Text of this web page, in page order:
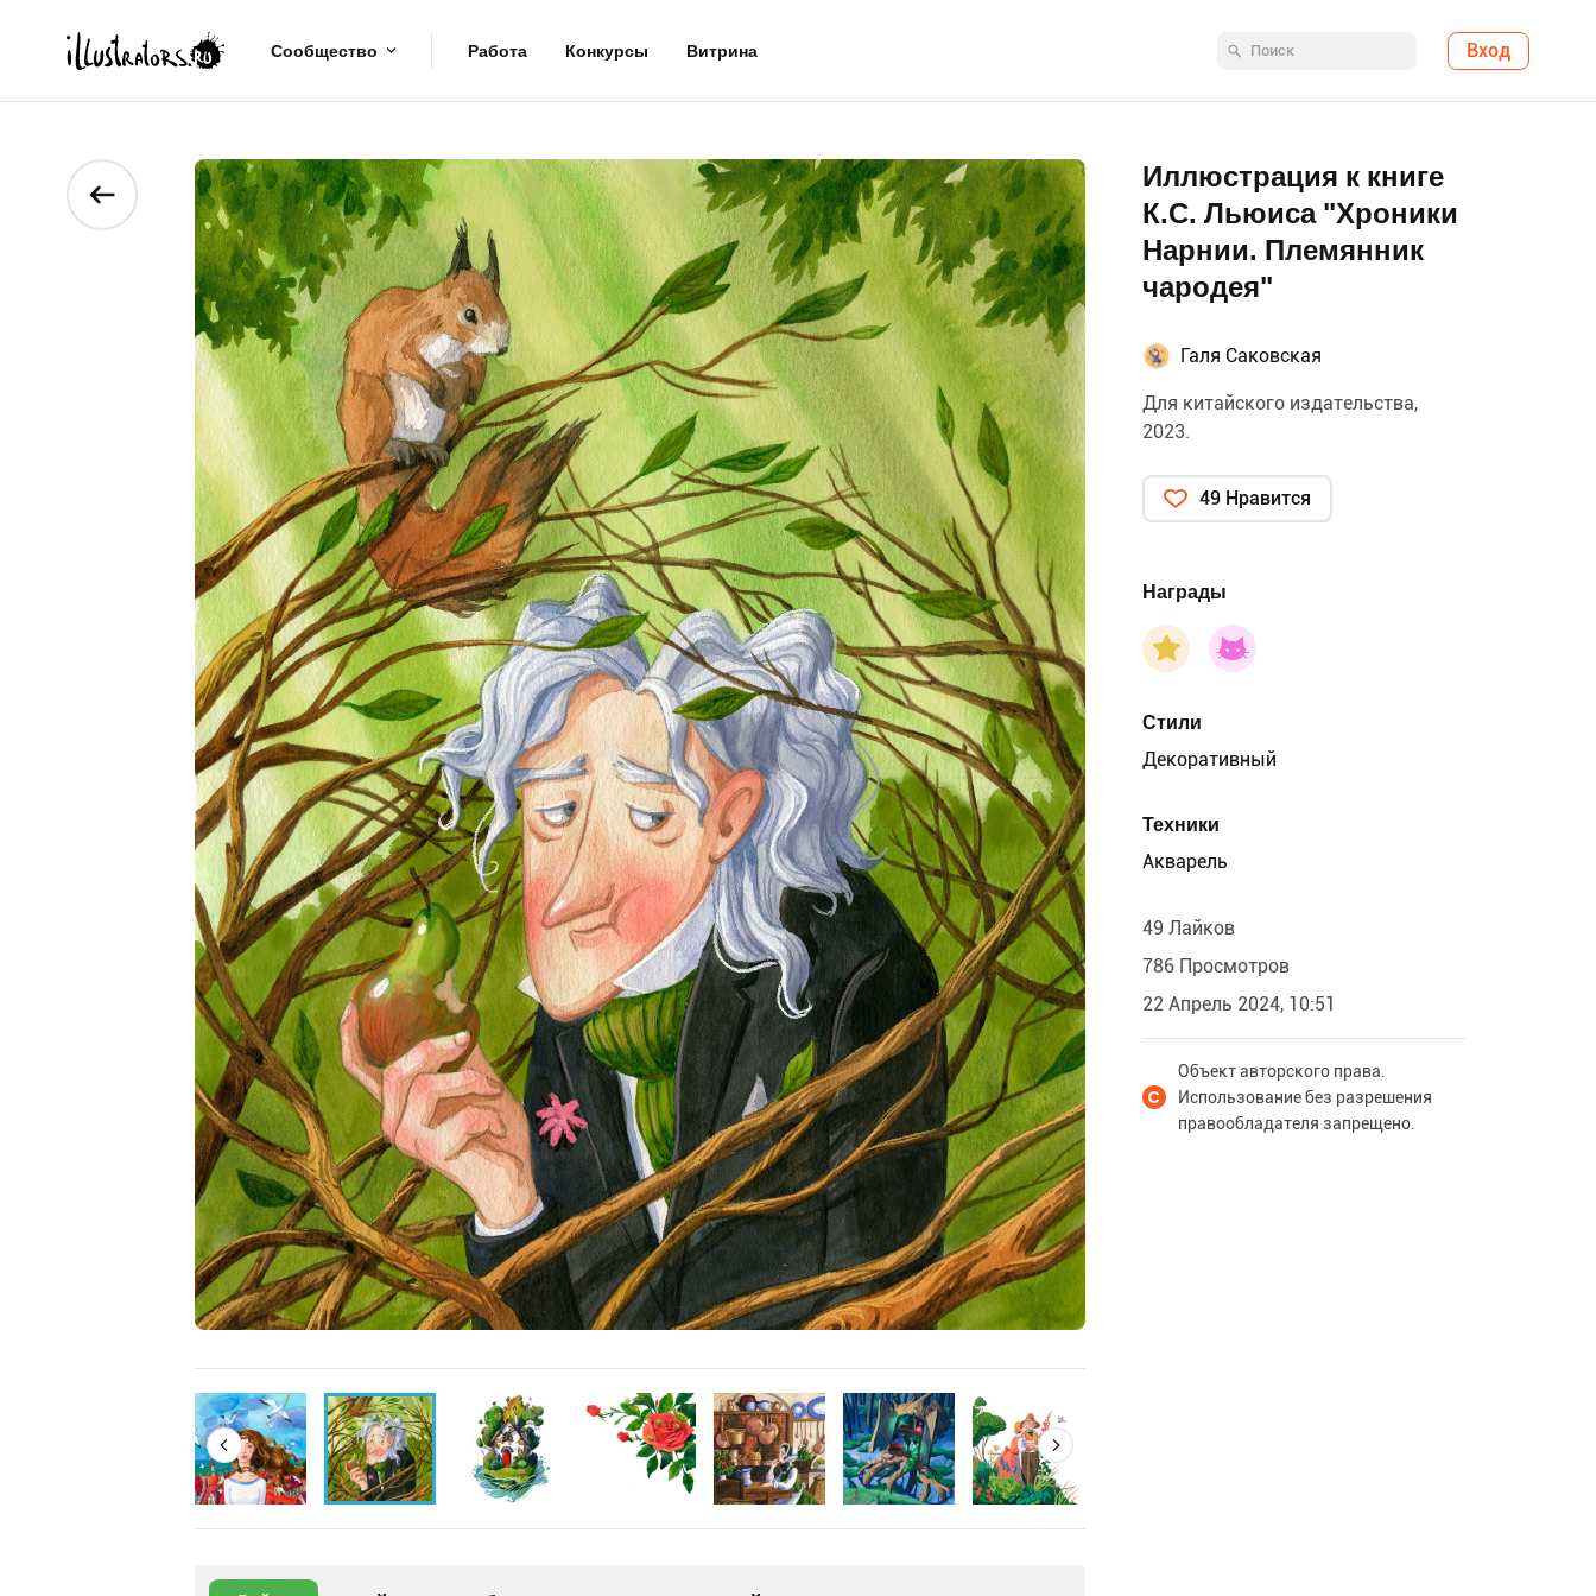
Сообщество Работа Конкурсы Витрина Вход
Иллюстрация к книге
К.С. Льюиса "Хроники
Нарнии. Племянник
чародея"
Галя Саковская
Для китайского издательства,
2023.
49 Нравится
Награды
Стили
Декоративный
Техники
Акварель
49 Лайков
786 Просмотров
22 Апрель 2024, 10:51
Объект авторского права.
Использование без разрешения
правообладателя запрещено.